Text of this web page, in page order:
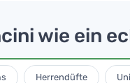
wie ein
Herrendüfte